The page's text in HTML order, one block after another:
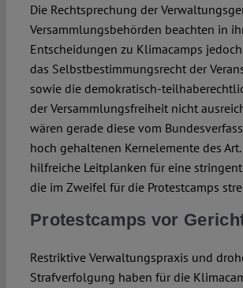
Die Rechtsprechung der
Versammlungsbehörden beachten in
Entscheidungen zu Klimacamps
das Selbstbestimmungsrecht der
sowie die demokratisch-
der Versammlungsfreiheit nicht
wären gerade diese vom
hoch gehaltenen Kernelemente des Art.
hilfreiche Leitplanken für eine
die im Zweifel für die Protestcamps
Protestcamps vor
Restriktive Verwaltungspraxis und
Strafverfolgung haben für die